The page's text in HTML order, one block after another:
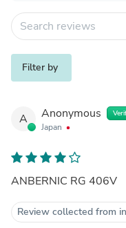
Filter by
A Anonymous
Japan
ANBERNIC RG 406V
Review collected from